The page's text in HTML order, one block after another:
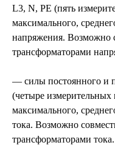
L3, N, PE (пять
максимального,
напряжения. Возможно
трансформаторами
— силы постоянного и
(четыре
максимального,
тока. Возможно
трансформаторами